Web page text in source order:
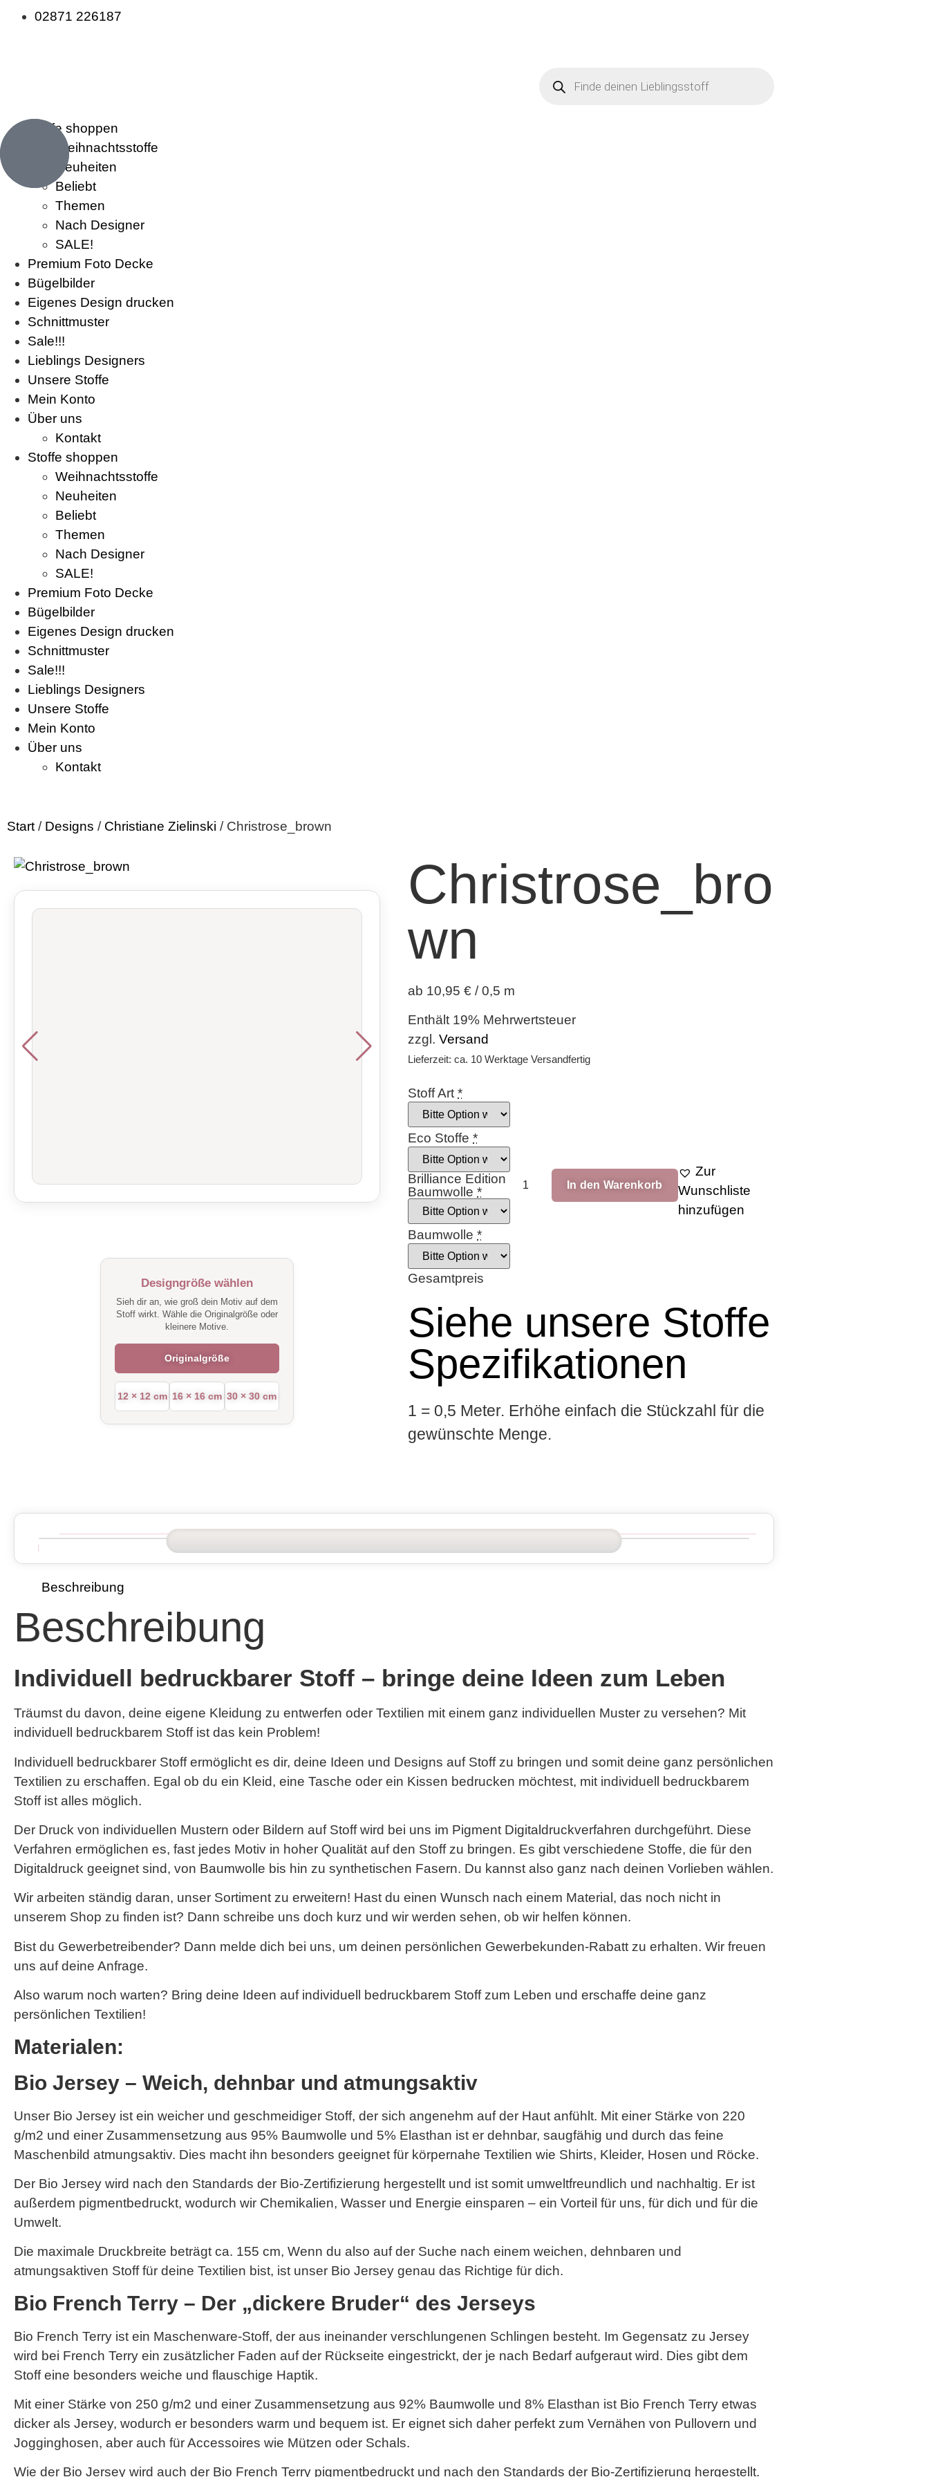
02871 226187
Stoffe shoppen
Weihnachtsstoffe
Neuheiten
Beliebt
Themen
Nach Designer
SALE!
Premium Foto Decke
Bügelbilder
Eigenes Design drucken
Schnittmuster
Sale!!!
Lieblings Designers
Unsere Stoffe
Mein Konto
Über uns
Kontakt
Stoffe shoppen
Weihnachtsstoffe
Neuheiten
Beliebt
Themen
Nach Designer
SALE!
Premium Foto Decke
Bügelbilder
Eigenes Design drucken
Schnittmuster
Sale!!!
Lieblings Designers
Unsere Stoffe
Mein Konto
Über uns
Kontakt
Start / Designs / Christiane Zielinski / Christrose_brown
Designgröße wählen
Sieh dir an, wie groß dein Motiv auf dem
Stoff wirkt. Wähle die Originalgröße oder
kleinere Motive.
Originalgröße
12 × 12 cm 16 × 16 cm 30 × 30 cm
Christrose_bro
wn
ab 10,95 € / 0,5 m
Enthält 19% Mehrwertsteuer
zzgl. Versand
Lieferzeit: ca. 10 Werktage Versandfertig
Stoff Art *
Eco Stoffe *
Brilliance Edition
Baumwolle *
Baumwolle *
Gesamtpreis
In den Warenkorb
Zur
Wunschliste
hinzufügen
Siehe unsere Stoffe
Spezifikationen
1 = 0,5 Meter. Erhöhe einfach die Stückzahl für die
gewünschte Menge.
Beschreibung
Beschreibung
Individuell bedruckbarer Stoff – bringe deine Ideen zum Leben
Träumst du davon, deine eigene Kleidung zu entwerfen oder Textilien mit einem ganz individuellen Muster zu versehen? Mit
individuell bedruckbarem Stoff ist das kein Problem!
Individuell bedruckbarer Stoff ermöglicht es dir, deine Ideen und Designs auf Stoff zu bringen und somit deine ganz persönlichen
Textilien zu erschaffen. Egal ob du ein Kleid, eine Tasche oder ein Kissen bedrucken möchtest, mit individuell bedruckbarem
Stoff ist alles möglich.
Der Druck von individuellen Mustern oder Bildern auf Stoff wird bei uns im Pigment Digitaldruckverfahren durchgeführt. Diese
Verfahren ermöglichen es, fast jedes Motiv in hoher Qualität auf den Stoff zu bringen. Es gibt verschiedene Stoffe, die für den
Digitaldruck geeignet sind, von Baumwolle bis hin zu synthetischen Fasern. Du kannst also ganz nach deinen Vorlieben wählen.
Wir arbeiten ständig daran, unser Sortiment zu erweitern! Hast du einen Wunsch nach einem Material, das noch nicht in
unserem Shop zu finden ist? Dann schreibe uns doch kurz und wir werden sehen, ob wir helfen können.
Bist du Gewerbetreibender? Dann melde dich bei uns, um deinen persönlichen Gewerbekunden-Rabatt zu erhalten. Wir freuen
uns auf deine Anfrage.
Also warum noch warten? Bring deine Ideen auf individuell bedruckbarem Stoff zum Leben und erschaffe deine ganz
persönlichen Textilien!
Materialen:
Bio Jersey – Weich, dehnbar und atmungsaktiv
Unser Bio Jersey ist ein weicher und geschmeidiger Stoff, der sich angenehm auf der Haut anfühlt. Mit einer Stärke von 220
g/m2 und einer Zusammensetzung aus 95% Baumwolle und 5% Elasthan ist er dehnbar, saugfähig und durch das feine
Maschenbild atmungsaktiv. Dies macht ihn besonders geeignet für körpernahe Textilien wie Shirts, Kleider, Hosen und Röcke.
Der Bio Jersey wird nach den Standards der Bio-Zertifizierung hergestellt und ist somit umweltfreundlich und nachhaltig. Er ist
außerdem pigmentbedruckt, wodurch wir Chemikalien, Wasser und Energie einsparen – ein Vorteil für uns, für dich und für die
Umwelt.
Die maximale Druckbreite beträgt ca. 155 cm, Wenn du also auf der Suche nach einem weichen, dehnbaren und
atmungsaktiven Stoff für deine Textilien bist, ist unser Bio Jersey genau das Richtige für dich.
Bio French Terry – Der „dickere Bruder“ des Jerseys
Bio French Terry ist ein Maschenware-Stoff, der aus ineinander verschlungenen Schlingen besteht. Im Gegensatz zu Jersey
wird bei French Terry ein zusätzlicher Faden auf der Rückseite eingestrickt, der je nach Bedarf aufgeraut wird. Dies gibt dem
Stoff eine besonders weiche und flauschige Haptik.
Mit einer Stärke von 250 g/m2 und einer Zusammensetzung aus 92% Baumwolle und 8% Elasthan ist Bio French Terry etwas
dicker als Jersey, wodurch er besonders warm und bequem ist. Er eignet sich daher perfekt zum Vernähen von Pullovern und
Jogginghosen, aber auch für Accessoires wie Mützen oder Schals.
Wie der Bio Jersey wird auch der Bio French Terry pigmentbedruckt und nach den Standards der Bio-Zertifizierung hergestellt.